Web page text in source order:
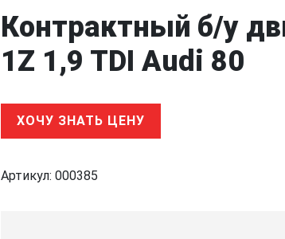
Контрактный б/у
1Z 1,9 TDI Audi 80
ХОЧУ ЗНАТЬ ЦЕНУ
Артикул: 000385